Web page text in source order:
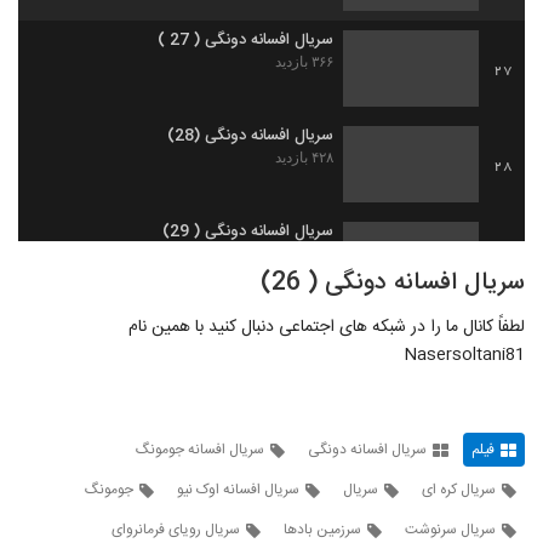
27
سریال افسانه دونگی ( 27 )
۳۶۶ بازدید
28
سریال افسانه دونگی (28)
۴۲۸ بازدید
سریال افسانه دونگی ( 29)
30
سریال افسانه دونگی ( 30 )
31
۵۵۰ بازدید
سریال افسانه دونگی ( 32 )
سریال افسانه دونگی ( 26)
لطفاً کانال ما را در شبکه های اجتماعی دنبال کنید با همین نام
Nasersoltani81
فیلم سریال افسانه دونگی
سریال افسانه جومونگ
سریال کره ای
سریال سریال افسانه اوک نیو
جومونگ
سریال سرنوشت
سرزمین بادها
سریال رویای فرمانروای